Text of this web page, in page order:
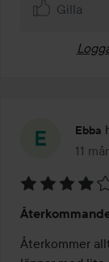
Gilla
Ebba
11
4
av
Återkommer